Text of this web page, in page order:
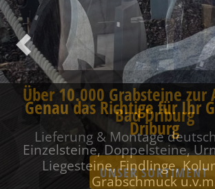
Genau das Richtige für Ihr
Driburg
Einzelsteine, Doppelsteine,
Liegesteine, Findlinge,
Grabschmuck
Vorheriger